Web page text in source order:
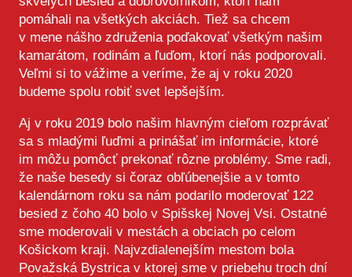
pomáhali na všetkých akciách. Tiež sa chcem
v mene nášho združenia poďakovať všetkým našim
kamarátom, rodinám a ľuďom, ktorí nás podporovali.
Veľmi si to vážime a veríme, že aj v roku 2020
budeme spolu robiť svet lepšejším.
Aj v roku 2019 bolo našim hlavným cieľom rozprávať
sa s mladými ľuďmi a prinášať im informácie, ktoré
im môžu pomôcť prekonať rôzne problémy. Sme radi,
že naše besedy si čoraz obľúbenejšie a v tomto
kalendárnom roku sa nám podarilo moderovať 122
besied z čoho 40 bolo v Spišskej Novej Vsi. Ostatné
sme moderovali v mestách a obciach po celom
Košickom kraji. Najvzdialenejším mestom bola
Považská Bystrica v ktorej sme v priebehu troch dní